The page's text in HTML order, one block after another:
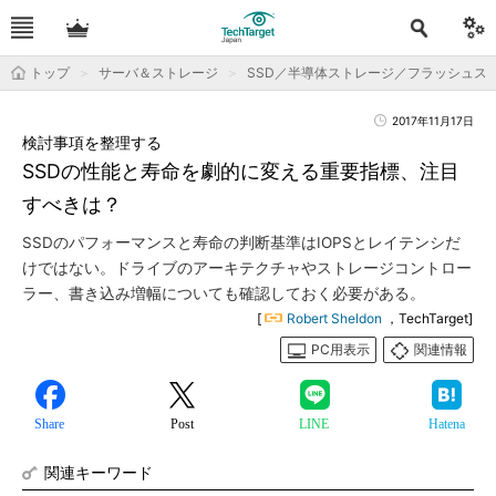
トップ サーバ＆ストレージ SSD／半導体ストレージ／フラッシュス
2017年11月17日
SSDの性能と寿命を劇的に変える重要指標、注目
すべきは？
検討事項を整理する
SSDのパフォーマンスと寿命の判断基準はIOPSとレイテンシだ
けではない。ドライブのアーキテクチャやストレージコントロー
ラー、書き込み増幅についても確認しておく必要がある。
[ Robert Sheldon ，TechTarget]
PC用表示
関連情報
Share Post LINE Hatena
関連キーワード